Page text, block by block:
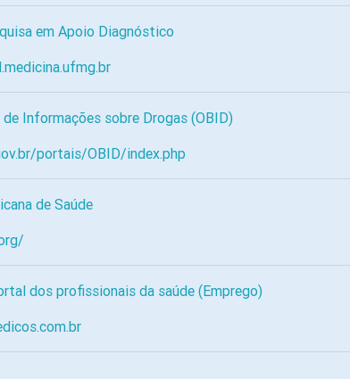
em Apoio Diagnóstico
Informações sobre Drogas (OBID)
portais/OBID/index.php
de Saúde
dos profissionais da saúde (Emprego)